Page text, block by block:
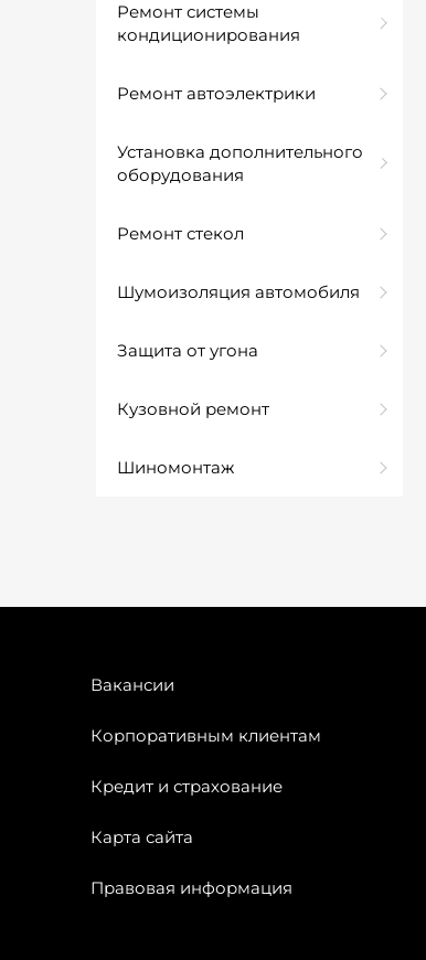
Ремонт системы
кондиционирования
Ремонт автоэлектрики
Установка дополнительного
оборудования
Ремонт стекол
Шумоизоляция автомобиля
Защита от угона
Кузовной ремонт
Шиномонтаж
Вакансии
Корпоративным клиентам
Кредит и страхование
Карта сайта
Правовая информация